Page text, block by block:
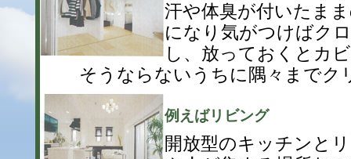
汗や体臭が付いたま
になり気がつけばク
し、放っておくとカ
そうならないうちに隅々までク
例えばリビング
開放型のキッチンと